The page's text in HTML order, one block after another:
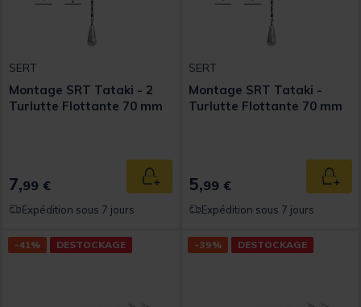
SERT
Montage SRT Tataki - 2
Turlutte Flottante 70 mm
7,99 € Ajouter au panier
Expédition sous 7 jours
SERT
Montage SRT Tataki -
Turlutte Flottante 70 mm
5,99 €
Expédition sous 7 jours
-41% DESTOCKAGE -39% DESTOCKAGE